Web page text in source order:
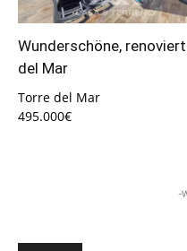
Wunderschöne,
del Mar
Torre del Mar
495.000€
-